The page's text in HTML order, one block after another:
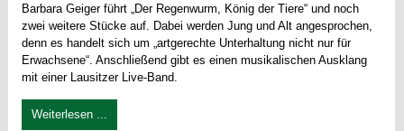
Barbara Geiger führt „Der Regenwurm, König der Tiere“ und noch
zwei weitere Stücke auf. Dabei werden Jung und Alt angesprochen,
denn es handelt sich um „artgerechte Unterhaltung nicht nur für
Erwachsene“. Anschließend gibt es einen musikalischen Ausklang
mit einer Lausitzer Live-Band.
Weiterlesen ...